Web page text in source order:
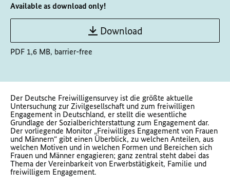
Available as download only!
Download
PDF 1,6 MB, barrier-free
Der Deutsche Freiwilligensurvey ist die größte aktuelle
Untersuchung zur Zivilgesellschaft und zum freiwilligen
Engagement in Deutschland, er stellt die wesentliche
Grundlage der Sozialberichterstattung zum Engagement dar.
Der vorliegende Monitor „Freiwilliges Engagement von Frauen
und Männern“ gibt einen Überblick, zu welchen Anteilen, aus
welchen Motiven und in welchen Formen und Bereichen sich
Frauen und Männer engagieren; ganz zentral steht dabei das
Thema der Vereinbarkeit von Erwerbstätigkeit, Familie und
freiwilligem Engagement.